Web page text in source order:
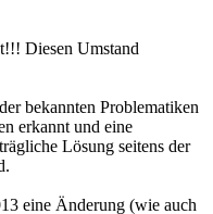
Diesen Umstand
bekannten Problematiken
erkannt und eine
Lösung seitens der
eine Änderung (wie auch